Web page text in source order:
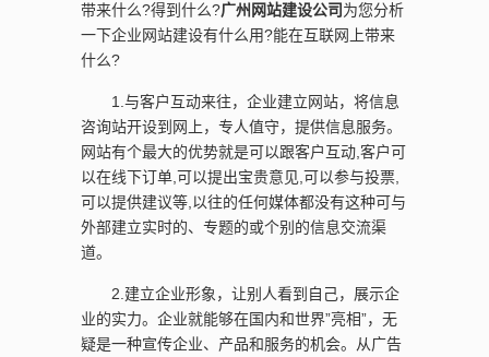
带来什么?得到什么?广州网站建设公司为您分析
一下企业网站建设有什么用?能在互联网上带来
什么?
1.与客户互动来往，企业建立网站，将信息
咨询站开设到网上，专人值守，提供信息服务。
网站有个最大的优势就是可以跟客户互动,客户可
以在线下订单,可以提出宝贵意见,可以参与投票,
可以提供建议等,以往的任何媒体都没有这种可与
外部建立实时的、专题的或个别的信息交流渠
道。
2.建立企业形象，让别人看到自己，展示企
业的实力。企业就能够在国内和世界”亮相”，无
疑是一种宣传企业、产品和服务的机会。从广告